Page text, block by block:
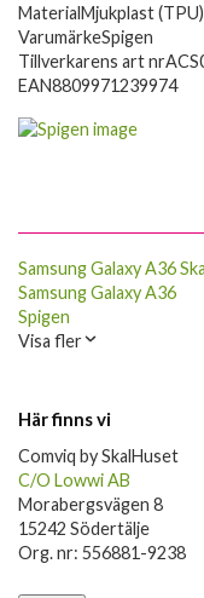
MaterialMjukplast (TPU)
VarumärkeSpigen
Tillverkarens art nr
EAN8809971239974
Samsung Galaxy A36
Samsung Galaxy A36
Spigen
Visa fler
Här finns vi
Comviq by SkalHuset
C/O Lowwi AB
Morabergsvägen 8
15242 Södertälje
Org. nr: 556881-9238